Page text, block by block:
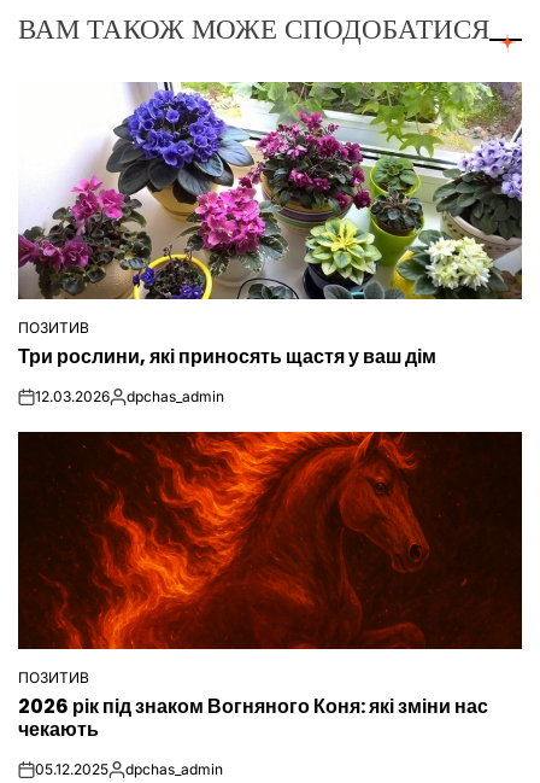
ВАМ ТАКОЖ МОЖЕ СПОДОБАТИСЯ
ОПУБЛІКУВАТИ
ПОЗИТИВ
Три рослини, які приносять щастя у ваш дім
on12.03.2026Опубліковано
dpchas_admin
ОПУБЛІКУВАТИ
У
ПОЗИТИВ
2026 рік під знаком Вогняного Коня: які зміни нас
чекають
on05.12.2025Опубліковано
dpchas_admin